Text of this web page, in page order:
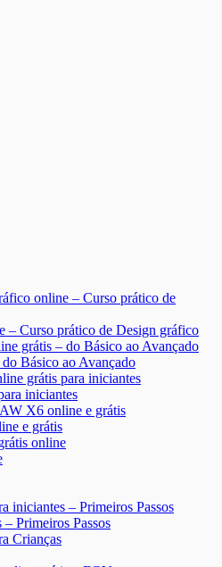
– Curso prático de Design gráfico
Básico ao Avançado
iniciantes
e grátis
Primeiros Passos